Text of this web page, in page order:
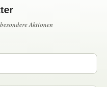
Aktionen